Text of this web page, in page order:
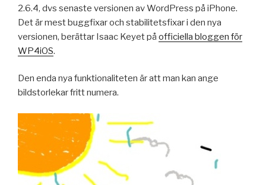
2.6.4, dvs senaste versionen av WordPress på iPhone.
Det är mest buggfixar och stabilitetsfixar i den nya
versionen, berättar Isaac Keyet på officiella bloggen för
WP4iOS.
Den enda nya funktionaliteten är att man kan ange
bildstorlekar fritt numera.